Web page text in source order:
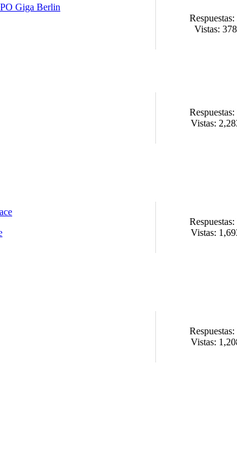
Giga Berlin
Respuestas:
Vistas: 378
Respuestas:
Vistas:
Respuestas:
Vistas:
Respuestas:
Vistas: